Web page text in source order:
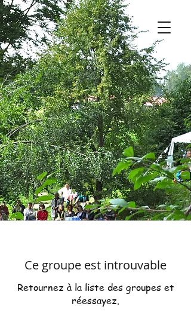
Ce groupe est introuvable
Retournez à la liste des groupes et
réessayez.